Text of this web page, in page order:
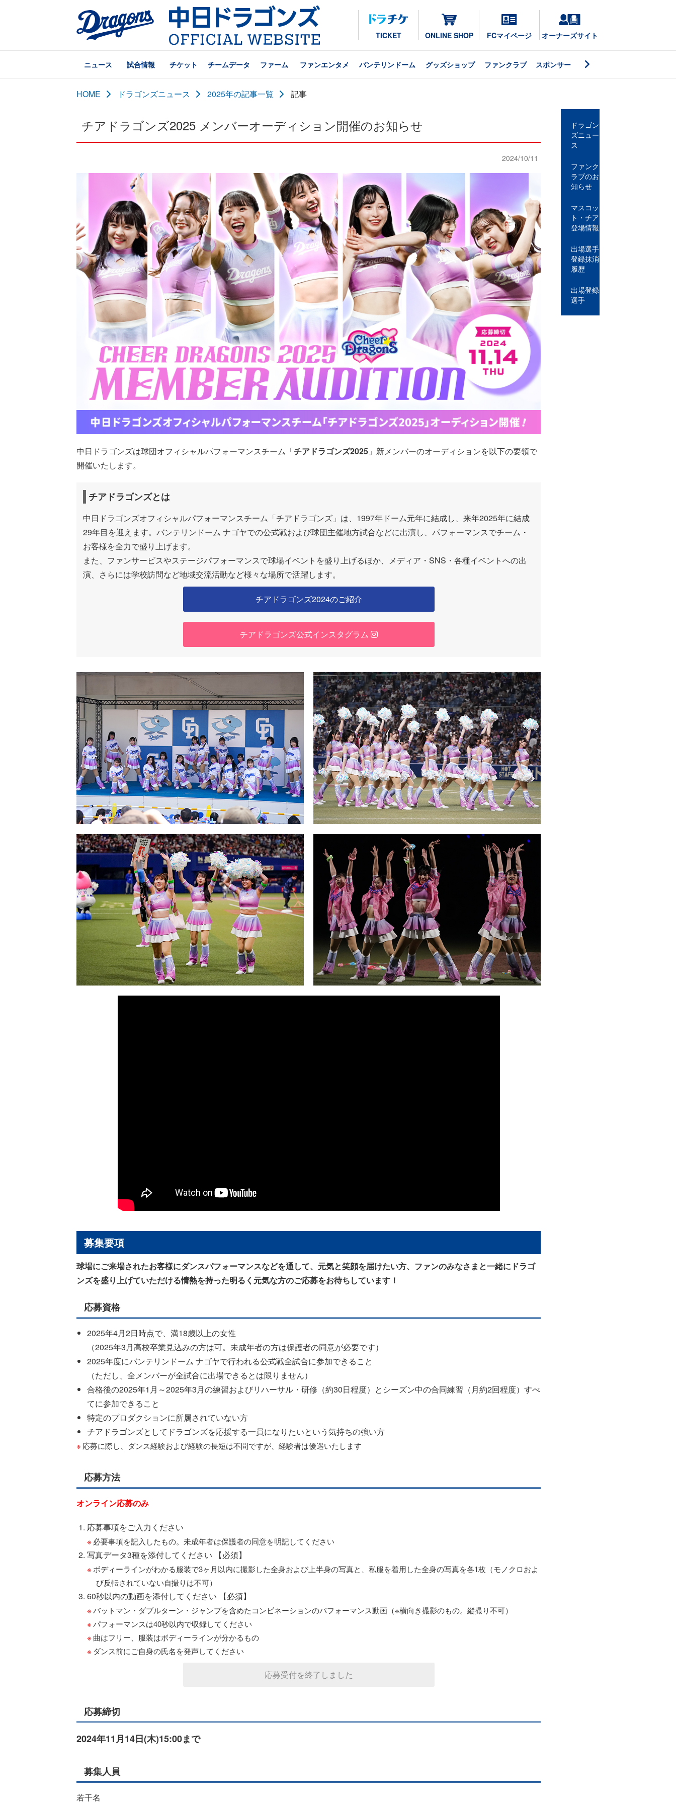
TICKET ONLINE SHOP FCマイページ オーナーズサイト
ニュース 試合情報 チケット チームデータ ファーム ファンエンタメ バンテリンドーム グッズショップ ファンクラブ スポンサー
HOME ドラゴンズニュース 2025年の記事一覧 記事
チアドラゴンズ2025 メンバーオーディション開催のお知らせ
2024/10/11
中日ドラゴンズは球団オフィシャルパフォーマンスチーム「チアドラゴンズ2025 」新メンバーのオーディションを以下の要領で
開催いたします。
チアドラゴンズとは
中日ドラゴンズオフィシャルパフォーマンスチーム「チアドラゴンズ」は、1997年ドーム元年に結成し、来年2025年に結成
29年目を迎えます。バンテリンドーム ナゴヤでの公式戦および球団主催地方試合などに出演し、パフォーマンスでチーム・
お客様を全力で盛り上げます。
また、ファンサービスやステージパフォーマンスで球場イベントを盛り上げるほか、メディア・SNS・各種イベントへの出
演、さらには学校訪問など地域交流活動など様々な場所で活躍します。
チアドラゴンズ2024のご紹介
チアドラゴンズ公式インスタグラム
募集要項
球場にご来場されたお客様にダンスパフォーマンスなどを通して、元気と笑顔を届けたい方、ファンのみなさまと一緒にドラゴ
ンズを盛り上げていただける情熱を持った明るく元気な方のご応募をお待ちしています！
応募資格
2025年4月2日時点で、満18歳以上の女性
（2025年3月高校卒業見込みの方は可。未成年者の方は保護者の同意が必要です）
2025年度にバンテリンドーム ナゴヤで行われる公式戦全試合に参加できること
（ただし、全メンバーが全試合に出場できるとは限りません）
合格後の2025年1月～2025年3月の練習およびリハーサル・研修（約30日程度）とシーズン中の合同練習（月約2回程度）すべ
てに参加できること
特定のプロダクションに所属されていない方
チアドラゴンズとしてドラゴンズを応援する一員になりたいという気持ちの強い方
応募に際し、ダンス経験および経験の長短は不問ですが、経験者は優遇いたします
応募方法
オンライン応募のみ
応募事項をご入力ください
必要事項を記入したもの。未成年者は保護者の同意を明記してください
写真データ3種を添付してください 【必須】
ボディーラインがわかる服装で3ヶ月以内に撮影した全身および上半身の写真と、私服を着用した全身の写真を各1枚（モノクロおよ
び反転されていない自撮りは不可）
60秒以内の動画を添付してください 【必須】
バットマン・ダブルターン・ジャンプを含めたコンビネーションのパフォーマンス動画（※横向き撮影のもの。縦撮り不可）
パフォーマンスは40秒以内で収録してください
曲はフリー、服装はボディーラインが分かるもの
ダンス前にご自身の氏名を発声してください
応募受付を終了しました
応募締切
2024年11月14日(木)15:00まで
募集人員
若干名
ドラゴン
ズニュー
ス
ファンク
ラブのお
知らせ
マスコッ
ト・チア
登場情報
出場選手
登録抹消
履歴
出場登録
選手